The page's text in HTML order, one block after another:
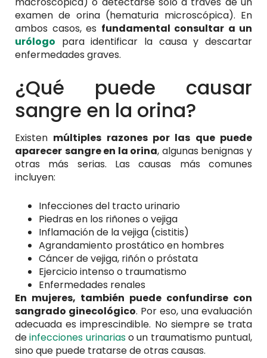
examen de orina (hematuria microscópica). En
ambos casos, es fundamental consultar a un
urólogo para identificar la causa y descartar
enfermedades graves.
¿Qué puede causar
sangre en la orina?
Existen múltiples razones por las que puede
aparecer sangre en la orina, algunas benignas y
otras más serias. Las causas más comunes
incluyen:
Infecciones del tracto urinario
Piedras en los riñones o vejiga
Inflamación de la vejiga (cistitis)
Agrandamiento prostático en hombres
Cáncer de vejiga, riñón o próstata
Ejercicio intenso o traumatismo
Enfermedades renales
En mujeres, también puede confundirse con
sangrado ginecológico. Por eso, una evaluación
adecuada es imprescindible. No siempre se trata
deinfecciones urinariaso un traumatismo puntual,
sino que puede tratarse de otras causas.